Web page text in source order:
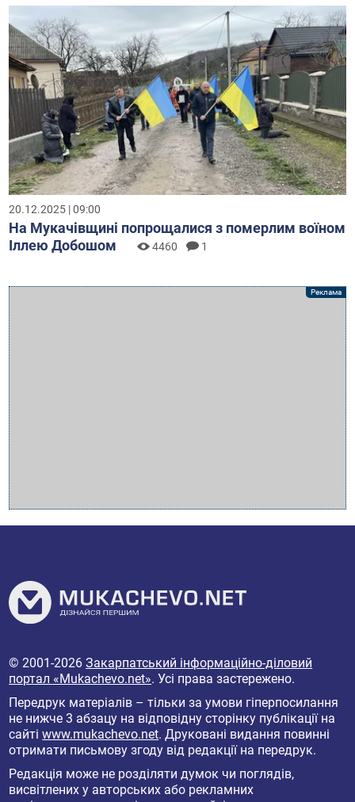
20.12.2025 | 09:00
На Мукачівщині попрощалися з померлим воїном
Іллею Добошом
4460 1
© 2001-2026Закарпатський інформаційно-діловий
портал «Mukachevo.net». Усі права застережено.
Передрук матеріалів – тільки за умови гіперпосилання
не нижче 3 абзацу на відповідну сторінку публікації на
сайтіwww.mukachevo.net. Друковані видання повинні
отримати письмову згоду від редакції на передрук.
Редакція може не розділяти думок чи поглядів,
висвітлених у авторських або рекламних